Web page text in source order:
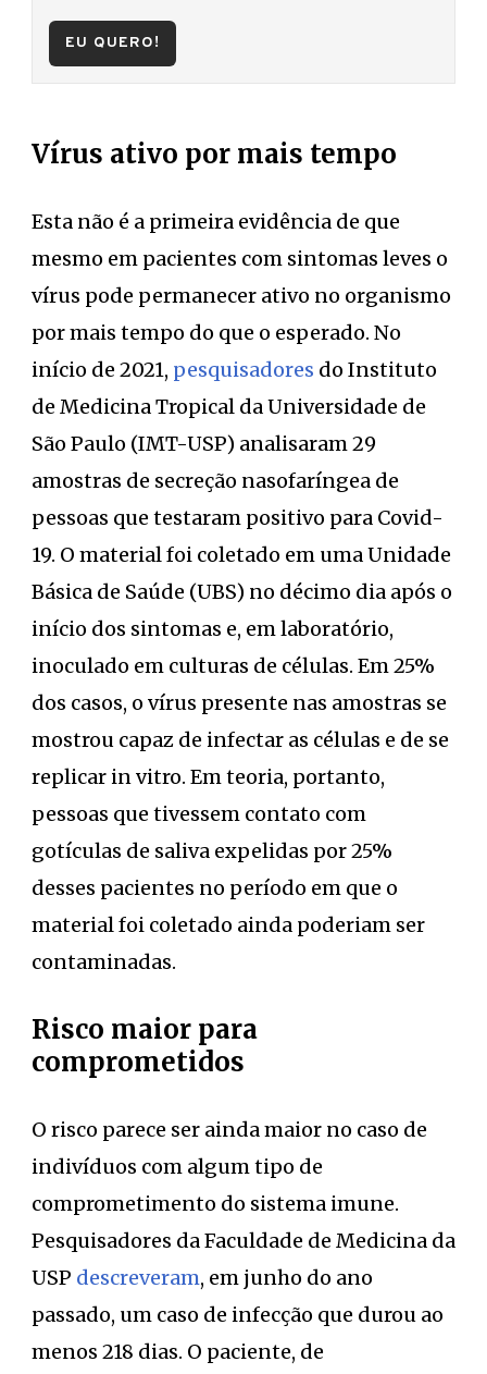
EU QUERO!
Vírus ativo por mais tempo
Esta não é a primeira evidência de que
mesmo em pacientes com sintomas leves o
vírus pode permanecer ativo no organismo
por mais tempo do que o esperado. No
início de 2021, pesquisadores do Instituto
de Medicina Tropical da Universidade de
São Paulo (IMT-USP) analisaram 29
amostras de secreção nasofaríngea de
pessoas que testaram positivo para Covid-
19. O material foi coletado em uma Unidade
Básica de Saúde (UBS) no décimo dia após o
início dos sintomas e, em laboratório,
inoculado em culturas de células. Em 25%
dos casos, o vírus presente nas amostras se
mostrou capaz de infectar as células e de se
replicar in vitro. Em teoria, portanto,
pessoas que tivessem contato com
gotículas de saliva expelidas por 25%
desses pacientes no período em que o
material foi coletado ainda poderiam ser
contaminadas.
Risco maior para
comprometidos
O risco parece ser ainda maior no caso de
indivíduos com algum tipo de
comprometimento do sistema imune.
Pesquisadores da Faculdade de Medicina da
USP descreveram, em junho do ano
passado, um caso de infecção que durou ao
menos 218 dias. O paciente, de